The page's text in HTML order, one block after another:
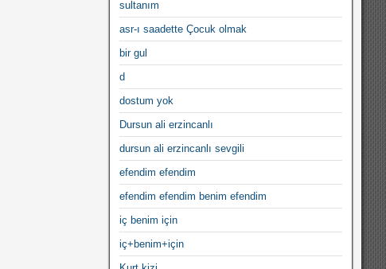
sultanım
asr-ı saadette Çocuk olmak
bir gul
d
dostum yok
Dursun ali erzincanlı
dursun ali erzincanlı sevgili
efendim efendim
efendim efendim benim efendim
iç benim için
iç+benim+için